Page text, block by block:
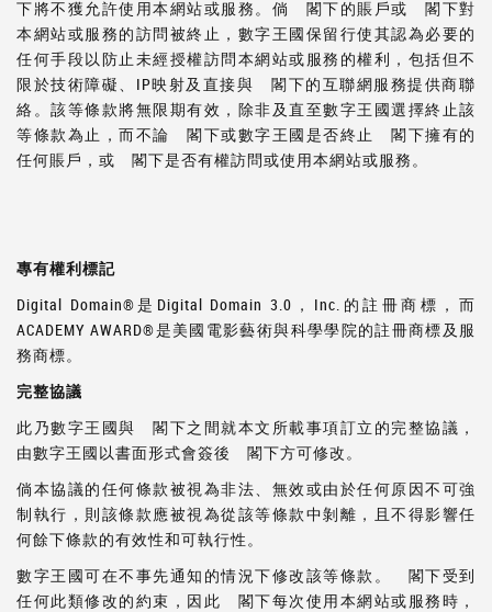
下將不獲允許使用本網站或服務。倘 閣下的賬戶或 閣下對
本網站或服務的訪問被終止，數字王國保留行使其認為必要的
任何手段以防止未經授權訪問本網站或服務的權利，包括但不
限於技術障礙、IP映射及直接與 閣下的互聯網服務提供商聯
絡。該等條款將無限期有效，除非及直至數字王國選擇終止該
等條款為止，而不論 閣下或數字王國是否終止 閣下擁有的
任何賬戶，或 閣下是否有權訪問或使用本網站或服務。
專有權利標記
Digital Domain®是Digital Domain 3.0，Inc.的註冊商標，而
ACADEMY AWARD®是美國電影藝術與科學學院的註冊商標及服
務商標。
完整協議
此乃數字王國與 閣下之間就本文所載事項訂立的完整協議，
由數字王國以書面形式會簽後 閣下方可修改。
倘本協議的任何條款被視為非法、無效或由於任何原因不可強
制執行，則該條款應被視為從該等條款中剝離，且不得影響任
何餘下條款的有效性和可執行性。
數字王國可在不事先通知的情況下修改該等條款。 閣下受到
任何此類修改的約束，因此 閣下每次使用本網站或服務時，